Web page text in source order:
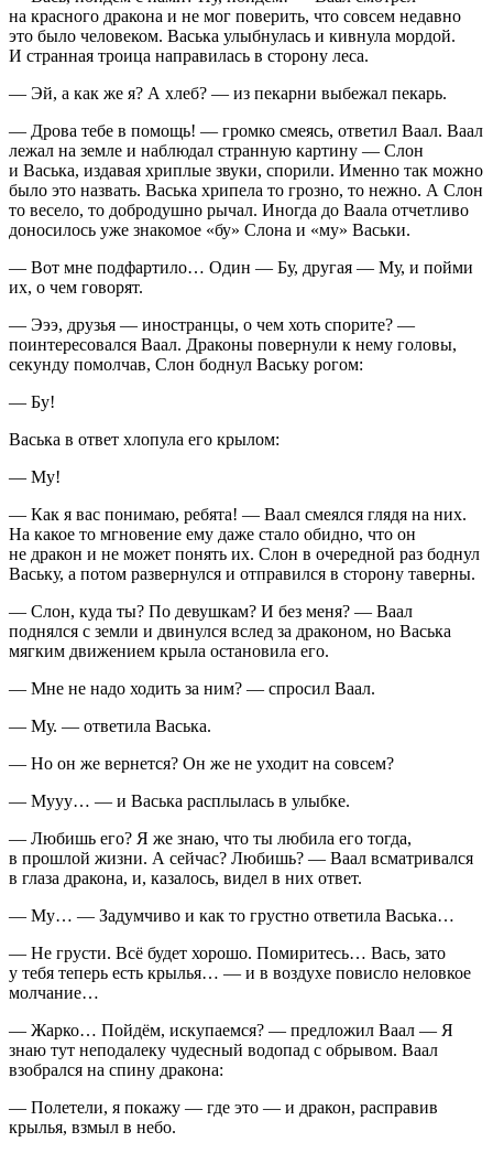
на красного дракона и не мог поверить, что совсем недавно
это было человеком. Васька улыбнулась и кивнула мордой.
И странная троица направилась в сторону леса.
— Эй, а как же я? А хлеб? — из пекарни выбежал пекарь.
— Дрова тебе в помощь! — громко смеясь, ответил Ваал. Ваал
лежал на земле и наблюдал странную картину — Слон
и Васька, издавая хриплые звуки, спорили. Именно так можно
было это назвать. Васька хрипела то грозно, то нежно. А Слон
то весело, то добродушно рычал. Иногда до Ваала отчетливо
доносилось уже знакомое «бу» Слона и «му» Васьки.
— Вот мне подфартило… Один — Бу, другая — Му, и пойми
их, о чем говорят.
— Эээ, друзья — иностранцы, о чем хоть спорите? —
поинтересовался Ваал. Драконы повернули к нему головы,
секунду помолчав, Слон боднул Ваську рогом:
— Бу!
Васька в ответ хлопула его крылом:
— Му!
— Как я вас понимаю, ребята! — Ваал смеялся глядя на них.
На какое то мгновение ему даже стало обидно, что он
не дракон и не может понять их. Слон в очередной раз боднул
Ваську, а потом развернулся и отправился в сторону таверны.
— Слон, куда ты? По девушкам? И без меня? — Ваал
поднялся с земли и двинулся вслед за драконом, но Васька
мягким движением крыла остановила его.
— Мне не надо ходить за ним? — спросил Ваал.
— Му. — ответила Васька.
— Но он же вернется? Он же не уходит на совсем?
— Мууу… — и Васька расплылась в улыбке.
— Любишь его? Я же знаю, что ты любила его тогда,
в прошлой жизни. А сейчас? Любишь? — Ваал всматривался
в глаза дракона, и, казалось, видел в них ответ.
— Му… — Задумчиво и как то грустно ответила Васька…
— Не грусти. Всё будет хорошо. Помиритесь… Вась, зато
у тебя теперь есть крылья… — и в воздухе повисло неловкое
молчание…
— Жарко… Пойдём, искупаемся? — предложил Ваал — Я
знаю тут неподалеку чудесный водопад с обрывом. Ваал
взобрался на спину дракона:
— Полетели, я покажу — где это — и дракон, расправив
крылья, взмыл в небо.